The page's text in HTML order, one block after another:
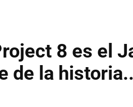
8 es el
de la